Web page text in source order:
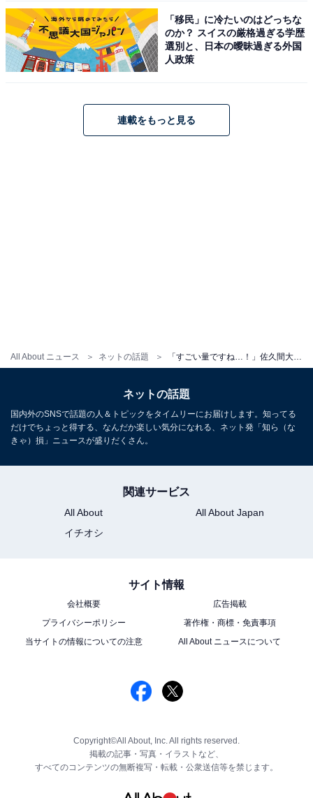
All About ニュース ネットの話題
「移民」に冷たいのはどっちな
のか？ スイスの厳格過ぎる学歴
選別と、日本の曖昧過ぎる外国
人政策
連載をもっと見る
ネットの話題
国内外のSNSで話題の人＆トピックをタイムリーにお届けします。知ってる
だけでちょっと得する、なんだか楽しい気分になれる、ネット発「知ら（な
きゃ）損」ニュースが盛りだくさん。
関連サービス
All About
All About Japan
イチオシ
サイト情報
会社概要
広告掲載
プライバシーポリシー
著作権・商標・免責事項
当サイトの情報についての注意
All About ニュースについて
Copyright©All About, Inc. All rights reserved.
掲載の記事・写真・イラストなど、
すべてのコンテンツの無断複写・転載・公衆送信等を禁じます。